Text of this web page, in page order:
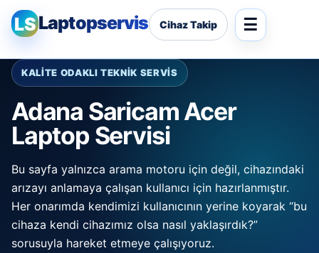
LSLaptopservis Cihaz Takip
KALİTE ODAKLI TEKNİK SERVİS
Adana Saricam Acer
Laptop Servisi
Bu sayfa yalnızca arama motoru için değil, cihazındaki
arızayı anlamaya çalışan kullanıcı için hazırlanmıştır.
Her onarımda kendimizi kullanıcının yerine koyarak “bu
cihaza kendi cihazımız olsa nasıl yaklaşırdık?”
sorusuyla hareket etmeye çalışıyoruz.